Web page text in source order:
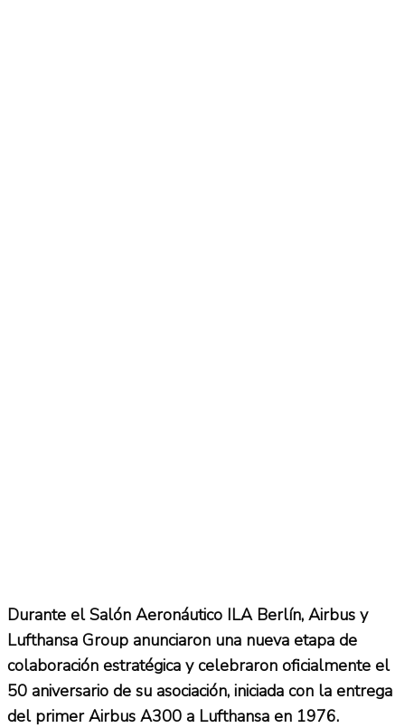
Durante el Salón Aeronáutico ILA Berlín, Airbus y
Lufthansa Group anunciaron una nueva etapa de
colaboración estratégica y celebraron oficialmente el
50 aniversario de su asociación, iniciada con la entrega
del primer Airbus A300 a Lufthansa en 1976.